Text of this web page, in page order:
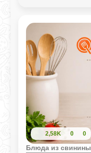
2,58K 0 0
Блюда из свинины